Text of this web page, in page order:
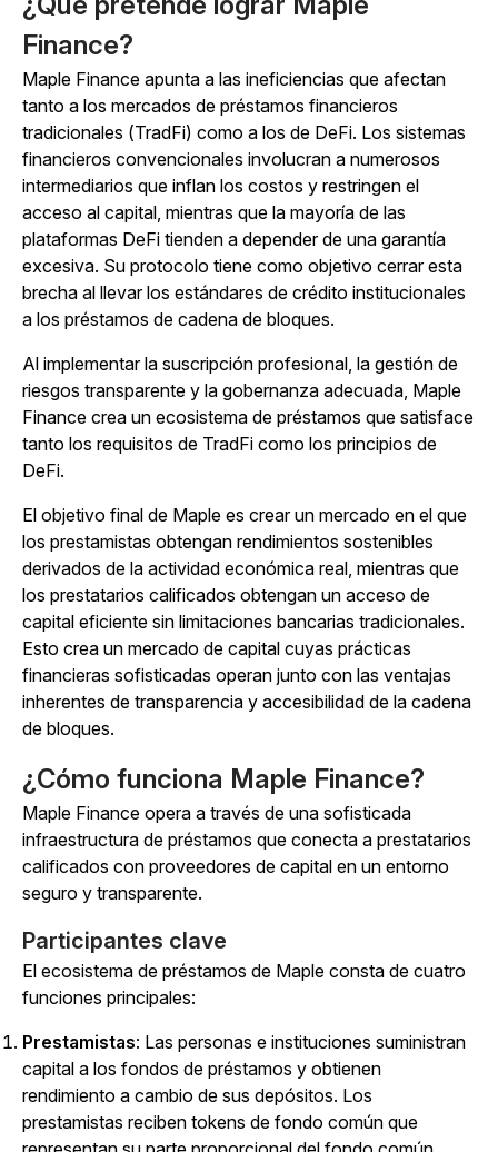
Finance?
Maple Finance apunta a las ineficiencias que afectan
tanto a los mercados de préstamos financieros
tradicionales (TradFi) como a los de DeFi. Los sistemas
financieros convencionales involucran a numerosos
intermediarios que inflan los costos y restringen el
acceso al capital, mientras que la mayoría de las
plataformas DeFi tienden a depender de una garantía
excesiva. Su protocolo tiene como objetivo cerrar esta
brecha al llevar los estándares de crédito institucionales
a los préstamos de cadena de bloques.
Al implementar la suscripción profesional, la gestión de
riesgos transparente y la gobernanza adecuada, Maple
Finance crea un ecosistema de préstamos que satisface
tanto los requisitos de TradFi como los principios de
DeFi.
El objetivo final de Maple es crear un mercado en el que
los prestamistas obtengan rendimientos sostenibles
derivados de la actividad económica real, mientras que
los prestatarios calificados obtengan un acceso de
capital eficiente sin limitaciones bancarias tradicionales.
Esto crea un mercado de capital cuyas prácticas
financieras sofisticadas operan junto con las ventajas
inherentes de transparencia y accesibilidad de la cadena
de bloques.
¿Cómo funciona Maple Finance?
Maple Finance opera a través de una sofisticada
infraestructura de préstamos que conecta a prestatarios
calificados con proveedores de capital en un entorno
seguro y transparente.
Participantes clave
El ecosistema de préstamos de Maple consta de cuatro
funciones principales:
Prestamistas: Las personas e instituciones suministran
capital a los fondos de préstamos y obtienen
rendimiento a cambio de sus depósitos. Los
prestamistas reciben tokens de fondo común que